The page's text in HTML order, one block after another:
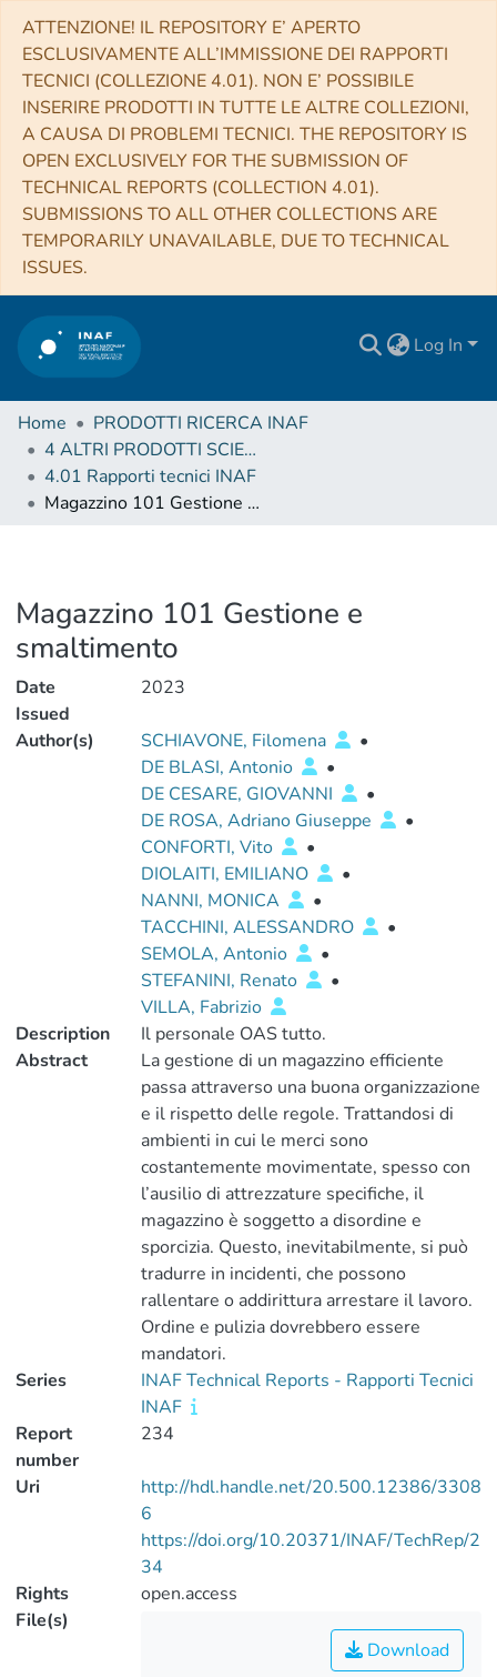
ATTENZIONE! IL REPOSITORY E’ APERTO
ESCLUSIVAMENTE ALL’IMMISSIONE DEI RAPPORTI
TECNICI (COLLEZIONE 4.01). NON E’ POSSIBILE
INSERIRE PRODOTTI IN TUTTE LE ALTRE COLLEZIONI,
A CAUSA DI PROBLEMI TECNICI. THE REPOSITORY IS
OPEN EXCLUSIVELY FOR THE SUBMISSION OF
TECHNICAL REPORTS (COLLECTION 4.01).
SUBMISSIONS TO ALL OTHER COLLECTIONS ARE
TEMPORARILY UNAVAILABLE, DUE TO TECHNICAL
ISSUES.
Log In
Home
PRODOTTI RICERCA INAF
4 ALTRI PRODOTTI SCIENTIFICI (Other scientific products)
4.01 Rapporti tecnici INAF
Magazzino 101 Gestione e smaltimento
Magazzino 101 Gestione e
smaltimento
Date
Issued
2023
Author(s) SCHIAVONE, Filomena
•
DE BLASI, Antonio
•
DE CESARE, GIOVANNI
•
DE ROSA, Adriano Giuseppe
•
CONFORTI, Vito
•
DIOLAITI, EMILIANO
•
NANNI, MONICA
•
TACCHINI, ALESSANDRO
•
SEMOLA, Antonio
•
STEFANINI, Renato
•
VILLA, Fabrizio
Description
Il personale OAS tutto.
Abstract
La gestione di un magazzino efficiente
passa attraverso una buona organizzazione
e il rispetto delle regole. Trattandosi di
ambienti in cui le merci sono
costantemente movimentate, spesso con
l’ausilio di attrezzature specifiche, il
magazzino è soggetto a disordine e
sporcizia. Questo, inevitabilmente, si può
tradurre in incidenti, che possono
rallentare o addirittura arrestare il lavoro.
Ordine e pulizia dovrebbero essere
mandatori.
Series
INAF Technical Reports - Rapporti Tecnici
INAF
Report
number
234
Uri
http://hdl.handle.net/20.500.12386/3308
6
https://doi.org/10.20371/INAF/TechRep/2
34
Rights
open.access
File(s)
Download